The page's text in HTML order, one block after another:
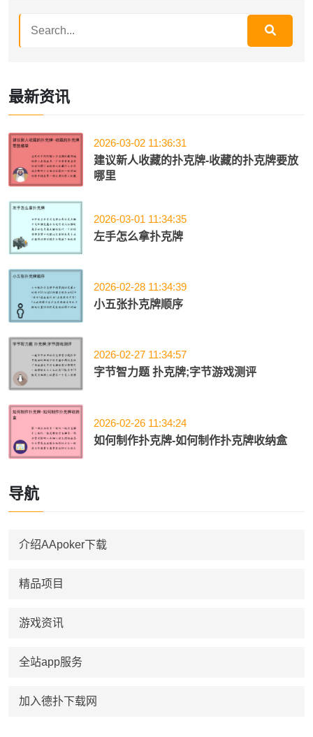
最新资讯
2026-03-02 11:36:31
建议新人收藏的扑克牌-收藏的扑克牌要放
哪里
2026-03-01 11:34:35
左手怎么拿扑克牌
2026-02-28 11:34:39
小五张扑克牌顺序
2026-02-27 11:34:57
字节智力题 扑克牌;字节游戏测评
2026-02-26 11:34:24
如何制作扑克牌-如何制作扑克牌收纳盒
导航
介绍AApoker下载
精品项目
游戏资讯
全站app服务
加入德扑下载网